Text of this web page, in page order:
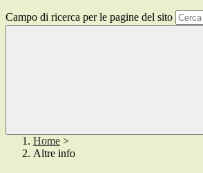
Campo di ricerca per le pagine del sito
Home >
Altre info